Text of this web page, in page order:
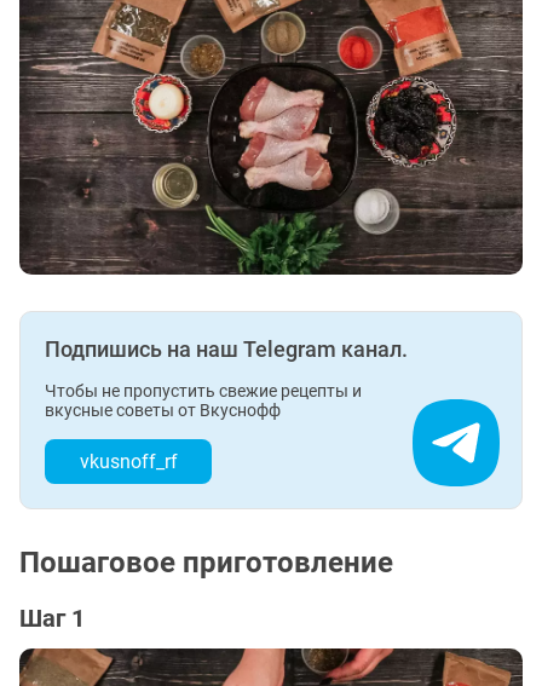
Подпишись на наш Telegram канал.
Чтобы не пропустить свежие рецепты и
вкусные советы от Вкуснофф
vkusnoff_rf
Пошаговое приготовление
Шаг 1